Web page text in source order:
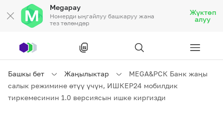
Megapay
Номерди ыңгайлуу башкаруу жана
тез төлөмдөр
Жүктөп
алуу
Жеке кардарларга
Башкы бет Жаңылыктар
MEGA&РСК Банк жаңы
салык режимине өтүү үчүн, ИШКЕР24 мобилдик
тиркемесинин 1.0 версиясын ишке киргизди